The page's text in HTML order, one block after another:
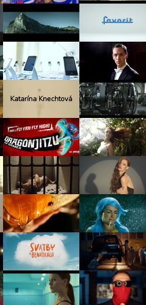
Katarína Knechtová